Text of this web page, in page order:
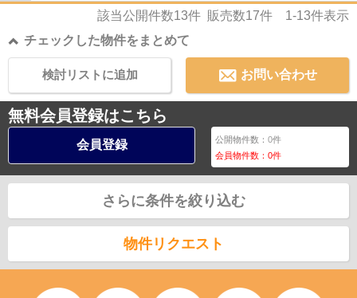
該当公開件数13件 販売数17件 1-13件表示
チェックした物件をまとめて
お問い合わせ
検討リストに追加
無料会員登録はこちら
会員登録 公開物件数：0件
会員物件数：0件
さらに条件を絞り込む
物件リクエスト